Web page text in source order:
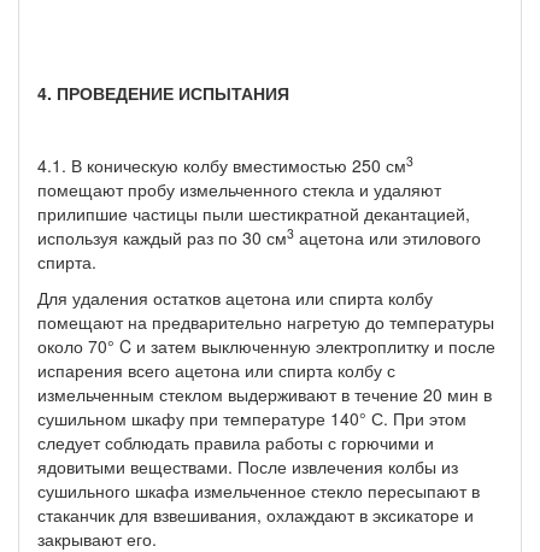
4. ПРОВЕДЕНИЕ ИСПЫТАНИЯ
4.1. В коническую колбу вместимостью 250 см3
помещают пробу измельченного стекла и удаляют
прилипшие частицы пыли шестикратной декантацией,
используя каждый раз по 30 см3 ацетона или этилового
спирта.
Для удаления остатков ацетона или спирта колбу
помещают на предварительно нагретую до температуры
около 70° C и затем выключенную электроплитку и после
испарения всего ацетона или спирта колбу с
измельченным стеклом выдерживают в течение 20 мин в
сушильном шкафу при температуре 140° С. При этом
следует соблюдать правила работы с горючими и
ядовитыми веществами. После извлечения колбы из
сушильного шкафа измельченное стекло пересыпают в
стаканчик для взвешивания, охлаждают в эксикаторе и
закрывают его.